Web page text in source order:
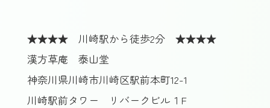
★★★★ 川崎駅から徒歩2分 ★★★★
漢方草庵 泰山堂
神奈川県川崎市川崎区駅前本町12-1
川崎駅前タワー リバークビル１F